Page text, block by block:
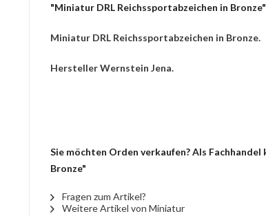
"Miniatur DRL Reichssportabzeichen in Bronze"
Miniatur DRL Reichssportabzeichen in Bronze.
Hersteller Wernstein Jena.
Sie möchten Orden verkaufen? Als
Bronze"
Fragen zum Artikel?
Weitere Artikel von Miniatur